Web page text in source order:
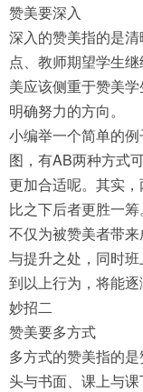
赞美要深入
深入的赞美指的是
点、教师期望学生
美应该侧重于赞美
明确努力的方向。
小编举一个简单的
图，有AB两种方式
更加合适呢。其实
比之下后者更胜一
不仅为被赞美者带
与提升之处，同时
到以上行为，将能逐
妙招二
赞美要多方式
多方式的赞美指的
头与书面、课上与